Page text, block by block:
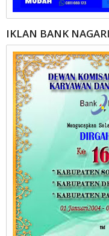
IKLAN BANK NAGARI